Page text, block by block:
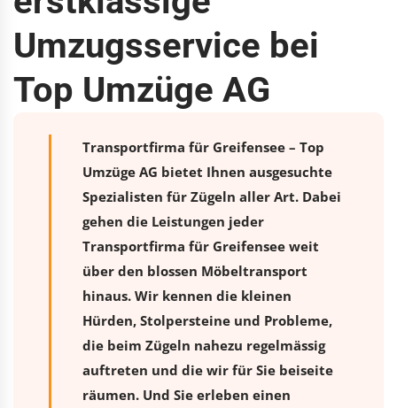
Umzugsservice bei
Top Umzüge AG
Transportfirma für Greifensee – Top
Umzüge AG bietet Ihnen ausgesuchte
Spezialisten für Zügeln aller Art. Dabei
gehen die Leistungen jeder
Transportfirma für Greifensee weit
über den blossen Möbeltransport
hinaus. Wir kennen die kleinen
Hürden, Stolpersteine und Probleme,
die beim Zügeln nahezu regelmässig
auftreten und die wir für Sie beiseite
räumen. Und Sie erleben einen